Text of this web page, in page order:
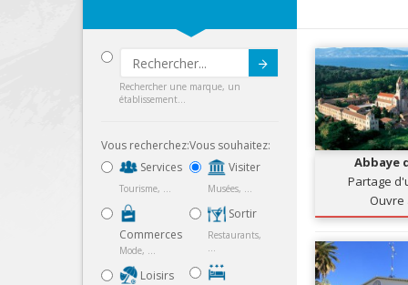
Submit
Rechercher une marque, un
établissement...
Vous recherchez:
Services
Tourisme, ...
Commerces
Mode, ...
Loisirs
Vous souhaitez:
Visiter
Musées, ...
Sortir
Restaurants,
...
Abbaye
Partage
Ouvre